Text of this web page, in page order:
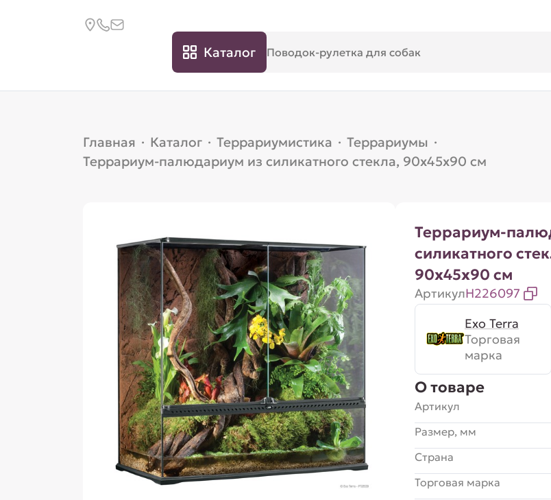
Каталог
Главная · Каталог · Террариумистика · Террариумы ·
Террариум-палюдариум из силикатного стекла, 90х45х90 см
Террариум-
силикатного
90х45х90 см
АртикулH226097
Exo Terra
Торговая
марка
О товаре
Артикул
Размер, мм
Страна
Торговая марка